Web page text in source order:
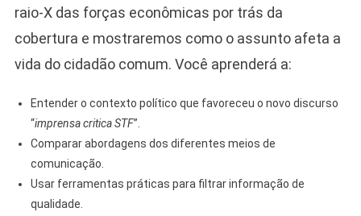
raio-X das forças econômicas por trás da
cobertura e mostraremos como o assunto afeta a
vida do cidadão comum. Você aprenderá a:
Entender o contexto político que favoreceu o novo discurso
“imprensa critica STF”.
Comparar abordagens dos diferentes meios de
comunicação.
Usar ferramentas práticas para filtrar informação de
qualidade.